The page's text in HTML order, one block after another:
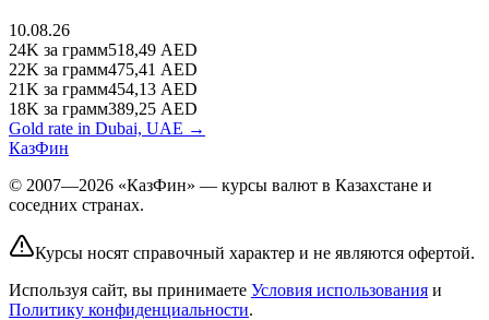
10.08.26
24K за грамм518,49 AED
22K за грамм475,41 AED
21K за грамм454,13 AED
18K за грамм389,25 AED
Gold rate in Dubai, UAE →
КазФин
© 2007—2026 «КазФин» — курсы валют в Казахстане и
соседних странах.
Курсы носят справочный характер и не являются офертой.
Используя сайт, вы принимаете Условия использования и
Политику конфиденциальности.